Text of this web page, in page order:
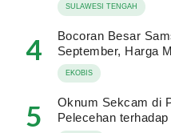
SULAWESI TENGAH
4
Bocoran Besar
September, Harga
EKOBIS
5
Oknum Sekcam di
Pelecehan